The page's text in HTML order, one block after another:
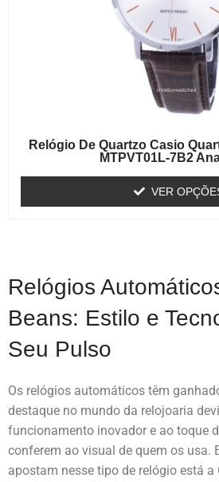
Relógio De Quartzo Casio
MTPVT01L-7B2
VER
Relógios
Beans: Estilo e
Seu Pulso
Os relógios automáticos têm
destaque no mundo da relojoaria
funcionamento inovador e ao toque
conferem ao visual de quem os usa.
apostam nesse tipo de relógio está